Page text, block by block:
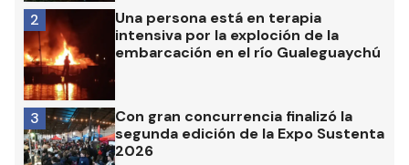
Una persona está en terapia
intensiva por la exploción de la
embarcación en el río Gualeguaychú
2
Con gran concurrencia finalizó la
segunda edición de la Expo Sustenta
2026
3